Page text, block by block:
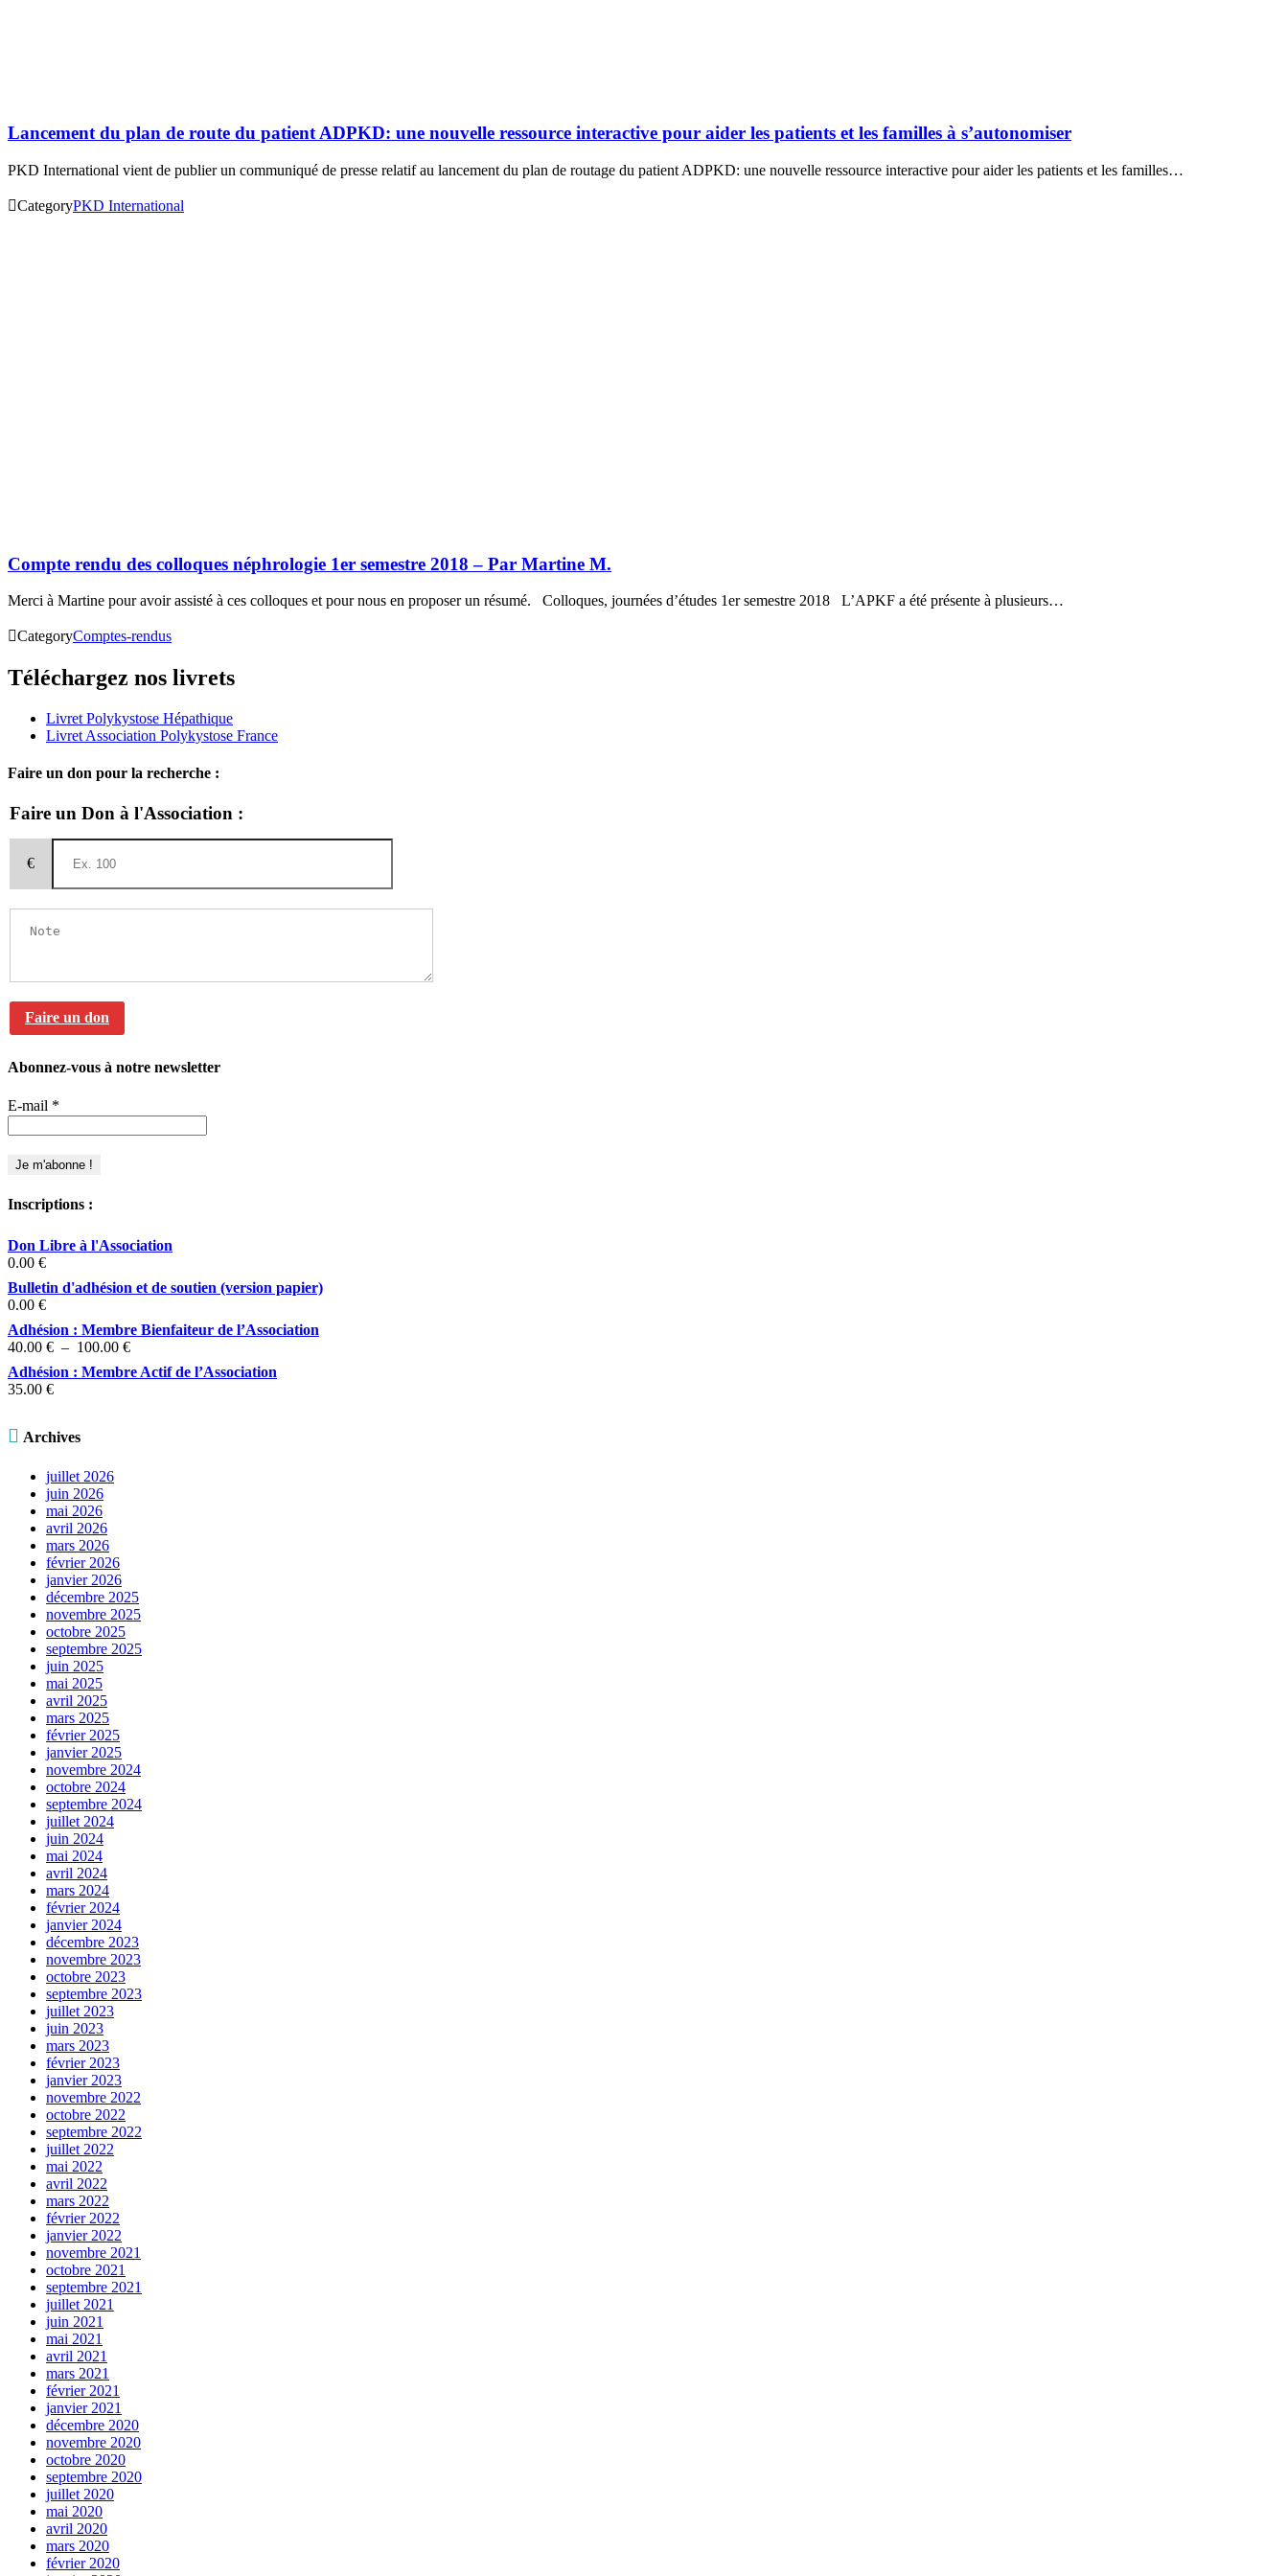
Lancement du plan de route du patient ADPKD: une nouvelle ressource interactive pour aider les patients et les familles à s’autonomiser
PKD International vient de publier un communiqué de presse relatif au lancement du plan de routage du patient ADPKD: une nouvelle ressource interactive pour aider les patients et les familles…
CategoryPKD International
Compte rendu des colloques néphrologie 1er semestre 2018 – Par Martine M.
Merci à Martine pour avoir assisté à ces colloques et pour nous en proposer un résumé. Colloques, journées d’études 1er semestre 2018 L’APKF a été présente à plusieurs…
CategoryComptes-rendus
Téléchargez nos livrets
Livret Polykystose Hépathique
Livret Association Polykystose France
Faire un don pour la recherche :
Faire un Don à l'Association :
€
Faire un don
Abonnez-vous à notre newsletter
E-mail *
Inscriptions :
Don Libre à l'Association
0.00 €
Bulletin d'adhésion et de soutien (version papier)
0.00 €
Adhésion : Membre Bienfaiteur de l’Association
40.00 € – 100.00 €Plage
prix :
Adhésion : Membre Actif de l’Association
35.00 €
 Archives
juillet 2026
juin 2026
mai 2026
avril 2026
mars 2026
février 2026
janvier 2026
décembre 2025
novembre 2025
octobre 2025
septembre 2025
juin 2025
mai 2025
avril 2025
mars 2025
février 2025
janvier 2025
novembre 2024
octobre 2024
septembre 2024
juillet 2024
juin 2024
mai 2024
avril 2024
mars 2024
février 2024
janvier 2024
décembre 2023
novembre 2023
octobre 2023
septembre 2023
juillet 2023
juin 2023
mars 2023
février 2023
janvier 2023
novembre 2022
octobre 2022
septembre 2022
juillet 2022
mai 2022
avril 2022
mars 2022
février 2022
janvier 2022
novembre 2021
octobre 2021
septembre 2021
juillet 2021
juin 2021
mai 2021
avril 2021
mars 2021
février 2021
janvier 2021
décembre 2020
novembre 2020
octobre 2020
septembre 2020
juillet 2020
mai 2020
avril 2020
mars 2020
février 2020